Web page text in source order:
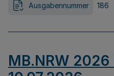
Ausgabennummer 186
MB.NRW 2026